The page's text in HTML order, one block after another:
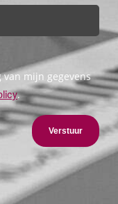
van mijn gegevens
.
Verstuur